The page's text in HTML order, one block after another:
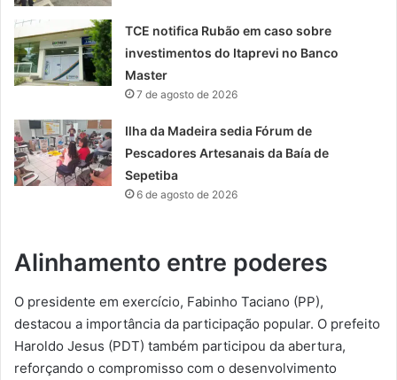
TCE notifica Rubão em caso sobre
investimentos do Itaprevi no Banco
Master
7 de agosto de 2026
Ilha da Madeira sedia Fórum de
Pescadores Artesanais da Baía de
Sepetiba
6 de agosto de 2026
Alinhamento entre poderes
O presidente em exercício, Fabinho Taciano (PP),
destacou a importância da participação popular. O prefeito
Haroldo Jesus (PDT) também participou da abertura,
reforçando o compromisso com o desenvolvimento